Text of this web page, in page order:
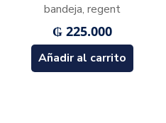
bandeja, regent
₲225.000
Añadir al carrito